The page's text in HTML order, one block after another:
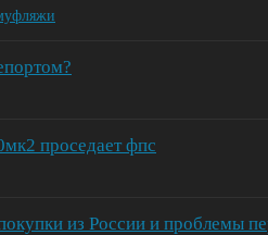
проседает фпс
из России и проблемы